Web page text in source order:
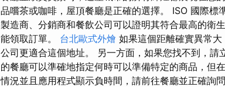
品嚐茶或咖啡，屋頂餐廳是正確的選擇。 ISO 國際標
製造商、分銷商和餐飲公司可以證明其符合最高的衛
能領取訂單。 台北歐式外燴 如果這個距離確實異常
公司更適合這個地址。 另一方面，如果您找不到，
的餐廳可以準確地指定何時可以準備特定的商品，但
情況並且應用程式顯示負時間，請前往餐廳並正確詢